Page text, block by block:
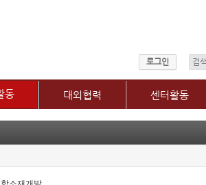
로그인
동 대외협력 센터활동